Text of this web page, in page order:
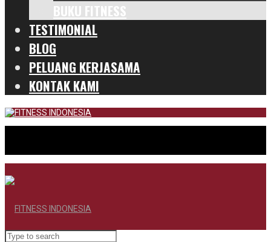
BUKU FITNESS
TESTIMONIAL
BLOG
PELUANG KERJASAMA
KONTAK KAMI